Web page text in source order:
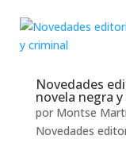
Novedades
novela negra
por Montse
Novedades